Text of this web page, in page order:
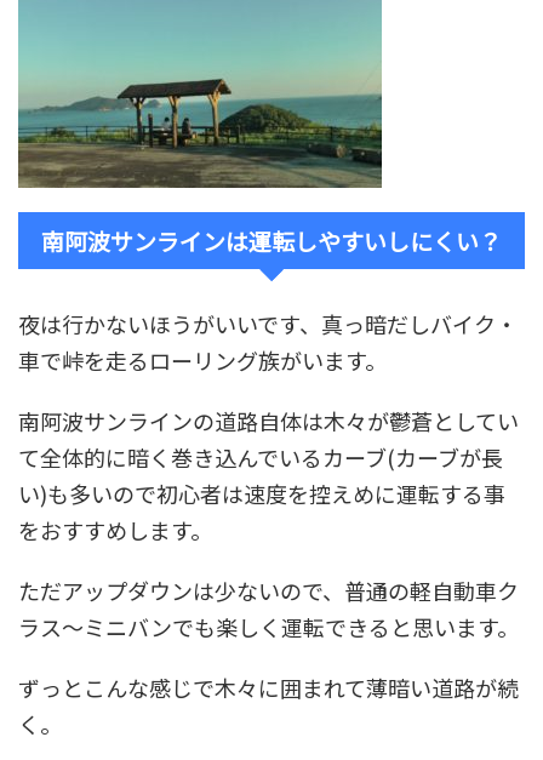
南阿波サンラインは運転しやすいしにくい？
夜は行かないほうがいいです、真っ暗だしバイク・
車で峠を走るローリング族がいます。
南阿波サンラインの道路自体は木々が鬱蒼としてい
て全体的に暗く 巻き込んでいるカーブ(カーブが長
い)も多いので初心者は速度を控えめに運転する事
をおすすめします。
ただアップダウンは少ないので、普通の軽自動車ク
ラス～ミニバンでも楽しく運転できると思います。
ずっとこんな感じで木々に囲まれて薄暗い道路が続
く。